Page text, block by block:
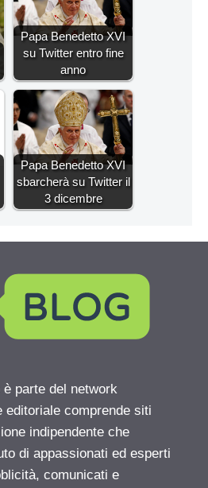
Papa Benedetto XVI
su Twitter entro fine
anno
Papa Benedetto XVI
sbarcherà su Twitter il
3 dicembre
parte del network
editoriale comprende siti
indipendente che
di appassionati ed esperti
comunicati e